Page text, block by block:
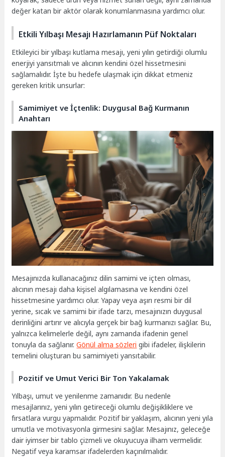
değer katan bir aktör olarak konumlanmasına yardımcı olur.
Etkili Yılbaşı Mesajı Hazırlamanın Püf Noktaları
Etkileyici bir yılbaşı kutlama mesajı, yeni yılın getirdiği olumlu
enerjiyi yansıtmalı ve alıcının kendini özel hissetmesini
sağlamalıdır. İşte bu hedefe ulaşmak için dikkat etmeniz
gereken kritik unsurlar:
Samimiyet ve İçtenlik: Duygusal Bağ Kurmanın
Anahtarı
Mesajınızda kullanacağınız dilin samimi ve içten olması,
alıcının mesajı daha kişisel algılamasına ve kendini özel
hissetmesine yardımcı olur. Yapay veya aşırı resmi bir dil
yerine, sıcak ve samimi bir ifade tarzı, mesajınızın duygusal
derinliğini artırır ve alıcıyla gerçek bir bağ kurmanızı sağlar. Bu,
yalnızca kelimelerle değil, aynı zamanda ifadenin genel
tonuyla da sağlanır.Gönül alma sözleri gibi ifadeler, ilişkilerin
temelini oluşturan bu samimiyeti yansıtabilir.
Pozitif ve Umut Verici Bir Ton Yakalamak
Yılbaşı, umut ve yenilenme zamanıdır. Bu nedenle
mesajlarınız, yeni yılın getireceği olumlu değişikliklere ve
fırsatlara vurgu yapmalıdır. Pozitif bir yaklaşım, alıcının yeni yıla
umutla ve motivasyonla girmesini sağlar. Mesajınız, geleceğe
dair iyimser bir tablo çizmeli ve okuyucuya ilham vermelidir.
Negatif veya karamsar ifadelerden kaçınılmalıdır.